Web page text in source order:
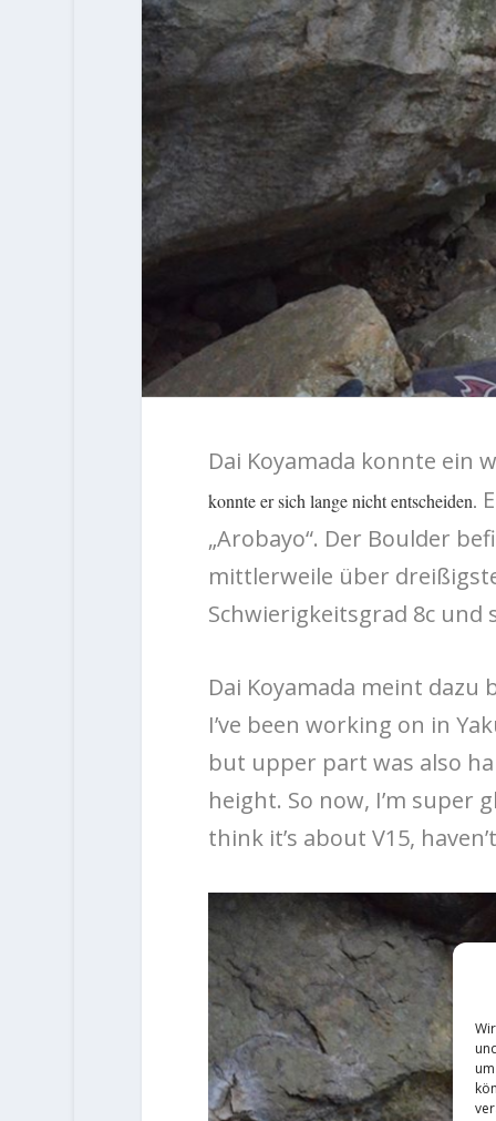
Dai Koyamada konnte ein
konnte er sich lange nicht entscheiden.
„Arobayo“. Der Boulder
mittlerweile über
Schwierigkeitsgrad 8c und
Dai Koyamada meint dazu
I’ve been working on in
but upper part was also
height. So now, I’m super
think it’s about V15,